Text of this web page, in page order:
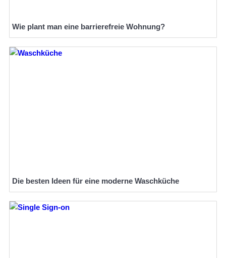
Wie plant man eine barrierefreie Wohnung?
Die besten Ideen für eine moderne Waschküche